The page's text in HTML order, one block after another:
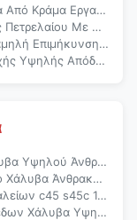
Αντοχή Για Βιομηχανικές Εφαρμογές
Φθορά Για Βιομηχανικές Εφαρμογές
Εργαλεία Κοπής
Σφυρηλάτηση Για Βιομηχανικά Εργαλεία
sk3 Γύρω Από Το Φραγμό
Άνθρακα s45c
Γύρω Από Το Φραγμό
Άνθρακα 1,0503